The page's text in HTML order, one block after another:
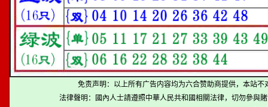
免责声明：以上所有广告内容均为六合赞助商提供，本站
法律聲明：國內人士請遵照中華人民共和國相關法律，切勿參與